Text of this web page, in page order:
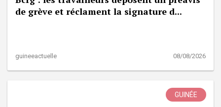
de grève et réclament la signature d...
guineeactuelle 08/08/2026
GUINÉE